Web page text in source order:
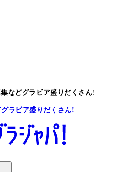
などグラビア盛りだくさん!
ラビア盛りだくさん!